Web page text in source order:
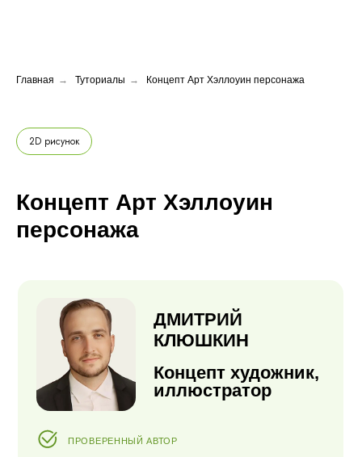
Главная → Туториалы → Концепт Арт Хэллоуин персонажа
2D рисунок
Концепт Арт Хэллоуин
персонажаДМИТРИЙ
ПРОВЕРЕННЫЙ АВТОР
Работал над ремастерами Halo и проектами
для Ubisoft, Applibot, Saber и NetEase
Стаж преподавания: 7 лет
Опыт: 14 лет